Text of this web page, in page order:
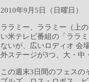
2010年9月5日（日曜日）
ララミー、ララミー（上
い米テレビ番組の「ララ
ないが、広いロディオ 会
外ステージが3つ、大・中
この週末3日間のフェスの